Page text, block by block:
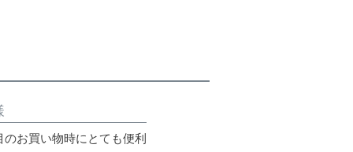
お買い物時にとても便利